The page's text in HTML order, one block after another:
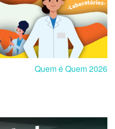
Quem é Quem 2026